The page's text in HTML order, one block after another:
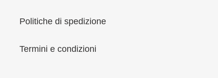
Politiche di spedizione
Termini e condizioni